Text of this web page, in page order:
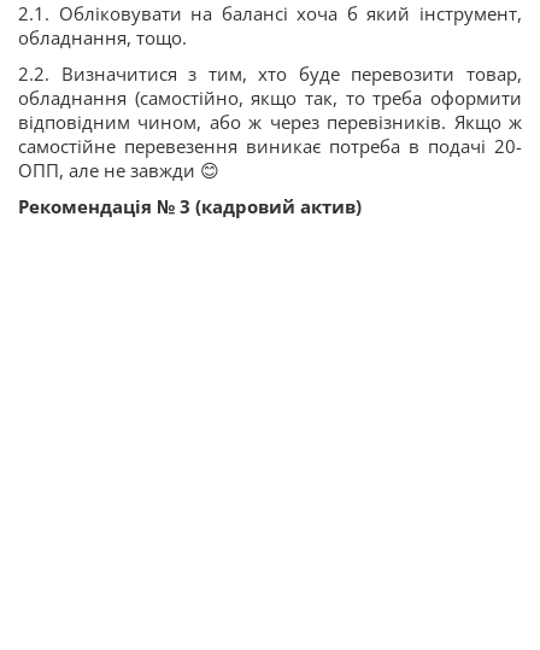
2.1. Обліковувати на балансі хоча б який інструмент,
обладнання, тощо.
2.2. Визначитися з тим, хто буде перевозити товар,
обладнання (самостійно, якщо так, то треба оформити
відповідним чином, або ж через перевізників. Якщо ж
самостійне перевезення виникає потреба в подачі 20-
ОПП, але не завжди 😊
Рекомендація № 3 (кадровий актив)